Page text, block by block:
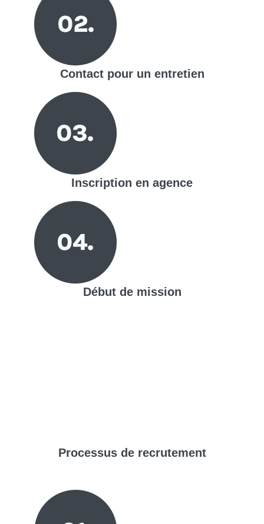
Contact pour un entretien
Inscription en agence
Début de mission
Processus de recrutement